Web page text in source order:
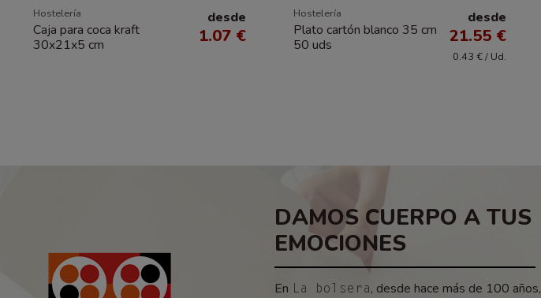
Hostelería
Caja para coca kraft
30x21x5 cm
desde
1.07 €
Hostelería
Plato cartón blanco 35 cm
50 uds
desde
21.55 €
0.43 € / Ud.
DAMOS CUERPO A TUS
EMOCIONES
En La bolsera, desde hace más de 100 años,